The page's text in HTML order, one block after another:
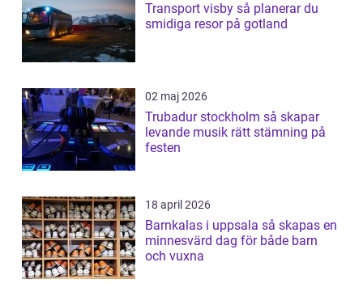
Transport visby så planerar du
smidiga resor på gotland
02 maj 2026
Trubadur stockholm så skapar
levande musik rätt stämning på
festen
18 april 2026
Barnkalas i uppsala så skapas en
minnesvärd dag för både barn
och vuxna